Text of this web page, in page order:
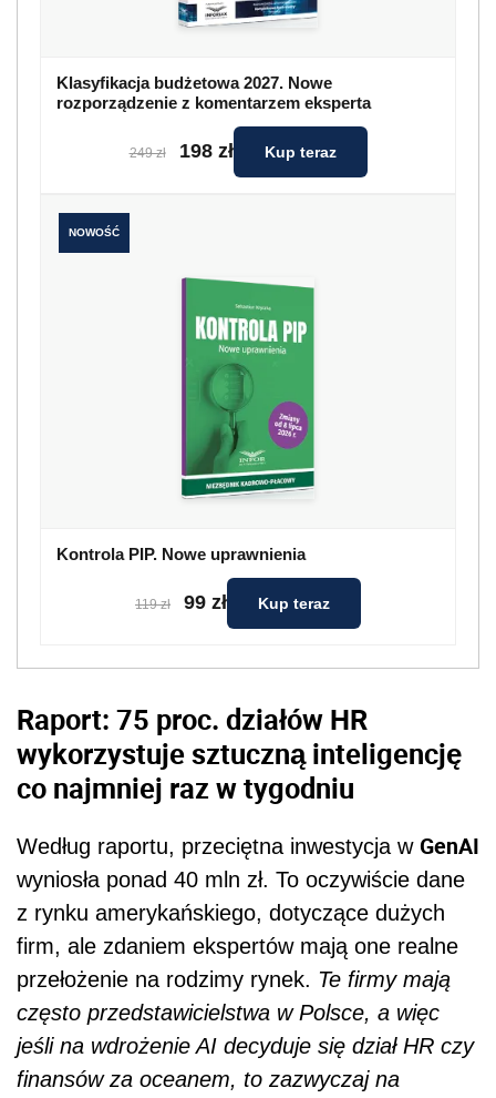
Klasyfikacja budżetowa 2027. Nowe
rozporządzenie z komentarzem eksperta
249 zł 198 zł Kup teraz
NOWOŚĆ
Kontrola PIP. Nowe uprawnienia
119 zł 99 zł Kup teraz
Raport: 75 proc. działów HR
wykorzystuje sztuczną inteligencję
co najmniej raz w tygodniu
Według raportu, przeciętna inwestycja w GenAI
wyniosła ponad 40 mln zł. To oczywiście dane
z rynku amerykańskiego, dotyczące dużych
firm, ale zdaniem ekspertów mają one realne
przełożenie na rodzimy rynek. Te firmy mają
często przedstawicielstwa w Polsce, a więc
jeśli na wdrożenie AI decyduje się dział HR czy
finansów za oceanem, to zazwyczaj na